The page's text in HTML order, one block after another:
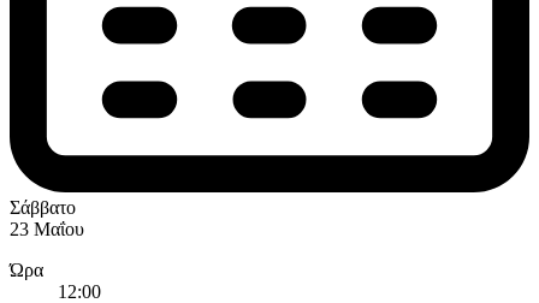
Σάββατο
23 Μαΐου
Ώρα
12:00